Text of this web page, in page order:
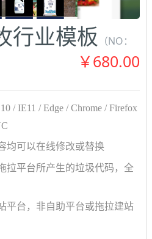
行业模板 （NO：
￥680.00
/ IE11 / Edge / Chrome / Firefox
均可以在线修改或替换
拉平台所产生的垃圾代码，全
平台，非自助平台或拖拉建站